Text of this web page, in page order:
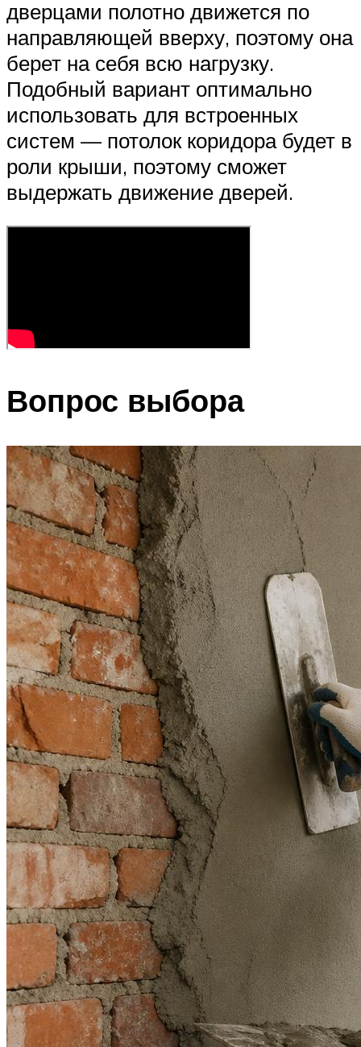
дверцами полотно движется по
направляющей вверху, поэтому она
берет на себя всю нагрузку.
Подобный вариант оптимально
использовать для встроенных
систем — потолок коридора будет в
роли крыши, поэтому сможет
выдержать движение дверей.
Вопрос выбора